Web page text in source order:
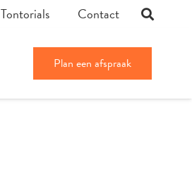
Tontorials Contact
Plan een afspraak